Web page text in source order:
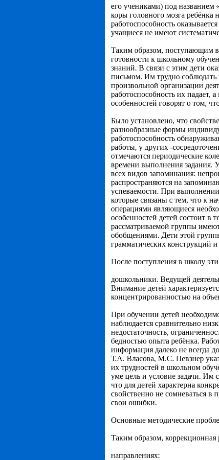
его учениками) под названием
коры головного мозга ребёнка
работоспособность
учащиеся не имеют
Таким образом, поступающим
готовности к школьному
знаний. В связи с этим дети
письмом. Им трудно
произвольной организации
работоспособность их падает,
особенностей говорят о том,
Было установлено, что
разнообразные формы
работоспособность
работы, у других -
отмечаются периодические
времени выполнения задания.
всех видов запоминания:
распространяются на
успеваемости. При выполнении
которые связаны с тем, что к
операциями являющиеся
особенностей детей состоит в
рассматриваемой группы
обобщениями. Дети этой
грамматических конструкций
После поступления в школу
дошкольники. Ведущей
Внимание детей
концентрированностью на
При обучении детей
наблюдается сравнительно
недостаточность,
бедностью опыта ребёнка.
информация далеко не всегда
Т.А. Власова, М.С. Певзнер
их трудностей в школьном
уме цель и условие задачи. Им
что для детей характерна
свойственно не сомневаться
свои ошибки.
Основные методические
Таким образом,
направлениях: